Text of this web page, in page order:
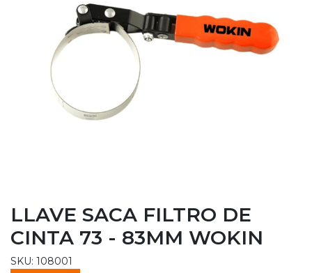
LLAVE SACA FILTRO DE
CINTA 73 - 83MM WOKIN
SKU: 108001